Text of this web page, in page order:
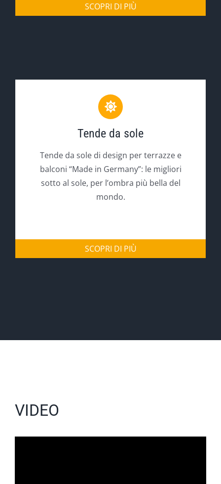
SCOPRI DI PIÙ
Tende da sole
Tende da sole di design per terrazze e
balconi “Made in Germany”: le migliori
sotto al sole, per l’ombra più bella del
mondo.
SCOPRI DI PIÙ
VIDEO